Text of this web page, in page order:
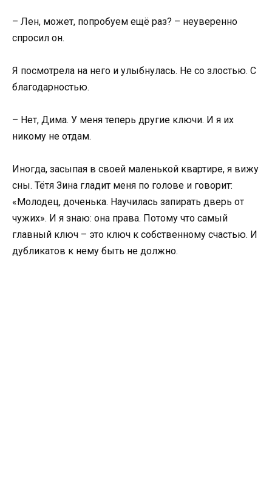
– Лен, может, попробуем ещё раз? – неуверенно
спросил он.
Я посмотрела на него и улыбнулась. Не со злостью. С
благодарностью.
– Нет, Дима. У меня теперь другие ключи. И я их
никому не отдам.
Иногда, засыпая в своей маленькой квартире, я вижу
сны. Тётя Зина гладит меня по голове и говорит:
«Молодец, доченька. Научилась запирать дверь от
чужих». И я знаю: она права. Потому что самый
главный ключ – это ключ к собственному счастью. И
дубликатов к нему быть не должно.